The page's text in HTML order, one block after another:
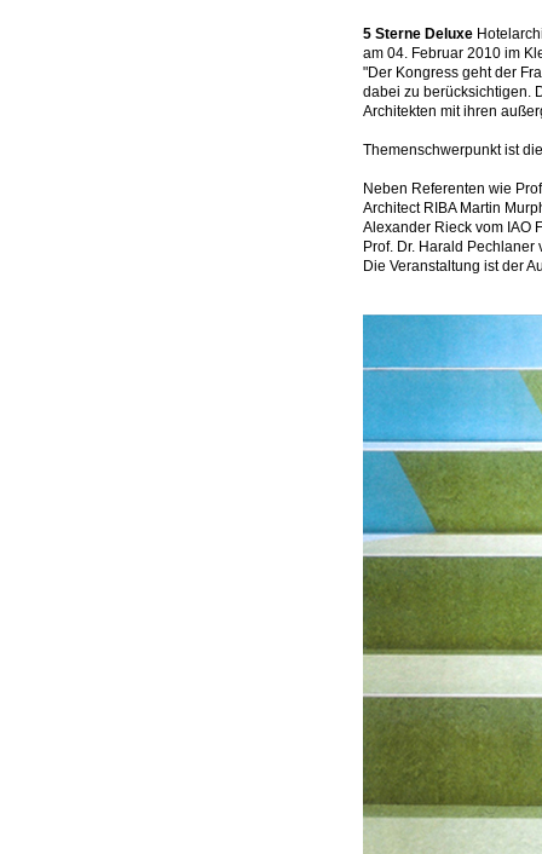
5 Sterne Deluxe
am 04. Februar 2010 im
"Der Kongress geht der
dabei zu berücksichtigen.
Architekten mit ihren
Themenschwerpunkt ist
Neben Referenten wie
Architect RIBA Martin
Alexander Rieck vom IAO
Prof. Dr. Harald
Die Veranstaltung ist der